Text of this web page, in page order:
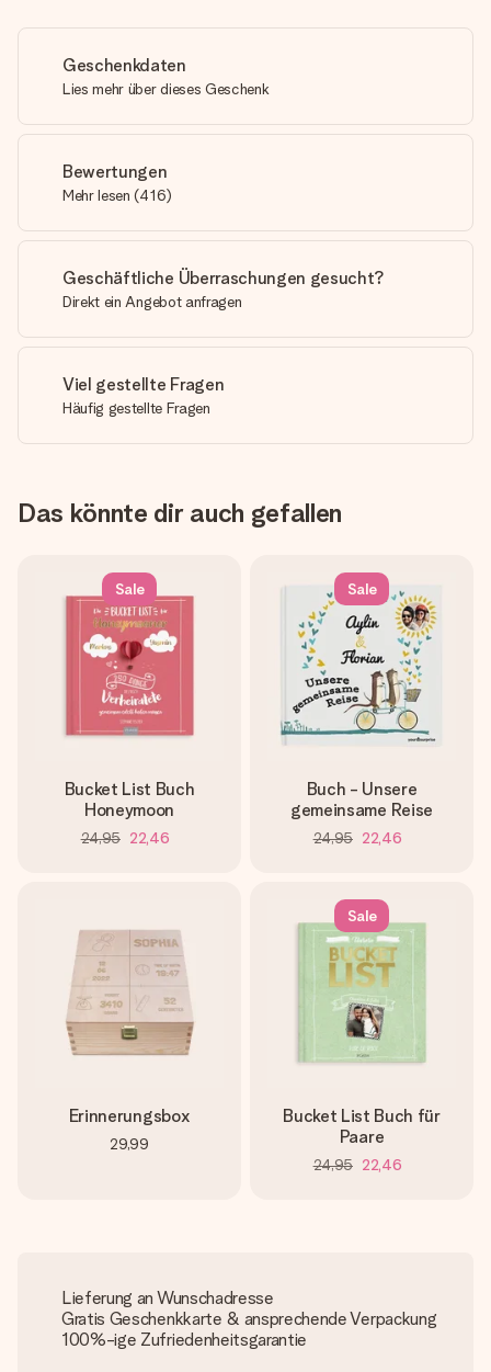
Geschenkdaten
Lies mehr über dieses Geschenk
Bewertungen
Mehr lesen (416)
Geschäftliche Überraschungen gesucht?
Direkt ein Angebot anfragen
Viel gestellte Fragen
Häufig gestellte Fragen
Das könnte dir auch gefallen
Sale
Bucket List Buch
Honeymoon
24,95 22,46
Sale
Buch - Unsere
gemeinsame Reise
24,95 22,46
Erinnerungsbox
29,99
Sale
Bucket List Buch für
Paare
24,95 22,46
Lieferung an Wunschadresse
Gratis Geschenkkarte & ansprechende Verpackung
100%-ige Zufriedenheitsgarantie